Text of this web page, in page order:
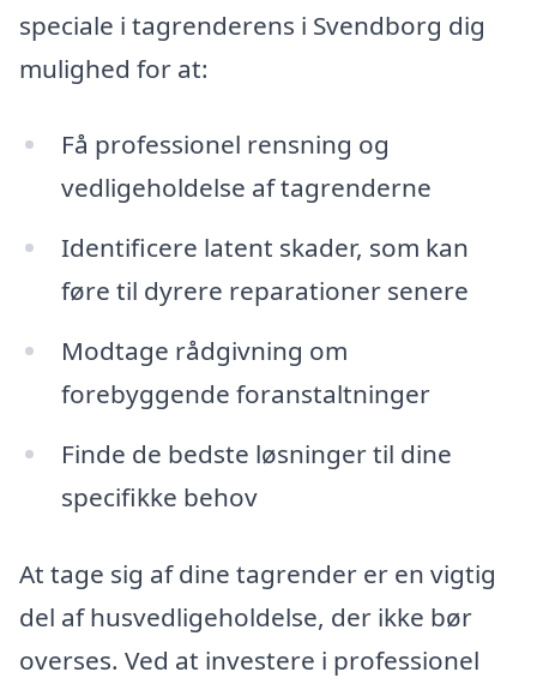
speciale i tagrenderens i Svendborg dig
mulighed for at:
Få professionel rensning og
vedligeholdelse af tagrenderne
Identificere latent skader, som kan
føre til dyrere reparationer senere
Modtage rådgivning om
forebyggende foranstaltninger
Finde de bedste løsninger til dine
specifikke behov
At tage sig af dine tagrender er en vigtig
del af husvedligeholdelse, der ikke bør
overses. Ved at investere i professionel